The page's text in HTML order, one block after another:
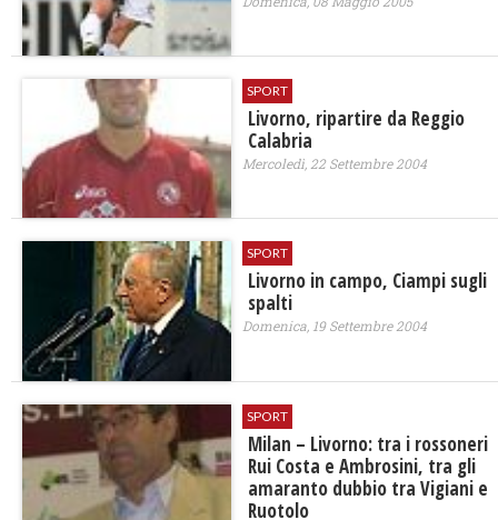
SPORT
Livorno, ripartire da Reggio
Calabria
Mercoledì, 22 Settembre 2004
SPORT
Livorno in campo, Ciampi sugli
spalti
Domenica, 19 Settembre 2004
SPORT
Milan – Livorno: tra i rossoneri
Rui Costa e Ambrosini, tra gli
amaranto dubbio tra Vigiani e
Ruotolo